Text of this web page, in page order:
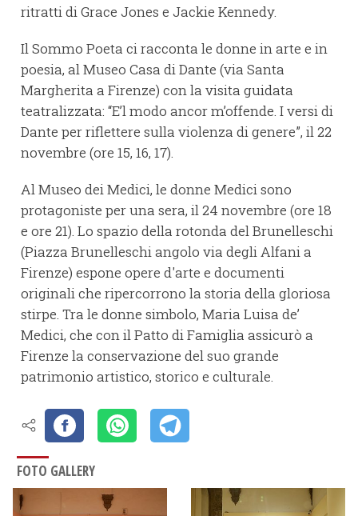
ritratti di Grace Jones e Jackie Kennedy.
Il Sommo Poeta ci racconta le donne in arte e in
poesia, al Museo Casa di Dante (via Santa
Margherita a Firenze) con la visita guidata
teatralizzata: “E’l modo ancor m’offende. I versi di
Dante per riflettere sulla violenza di genere”, il 22
novembre (ore 15, 16, 17).
Al Museo dei Medici, le donne Medici sono
protagoniste per una sera, il 24 novembre (ore 18
e ore 21). Lo spazio della rotonda del Brunelleschi
(Piazza Brunelleschi angolo via degli Alfani a
Firenze) espone opere d'arte e documenti
originali che ripercorrono la storia della gloriosa
stirpe. Tra le donne simbolo, Maria Luisa de’
Medici, che con il Patto di Famiglia assicurò a
Firenze la conservazione del suo grande
patrimonio artistico, storico e culturale.
FOTO GALLERY